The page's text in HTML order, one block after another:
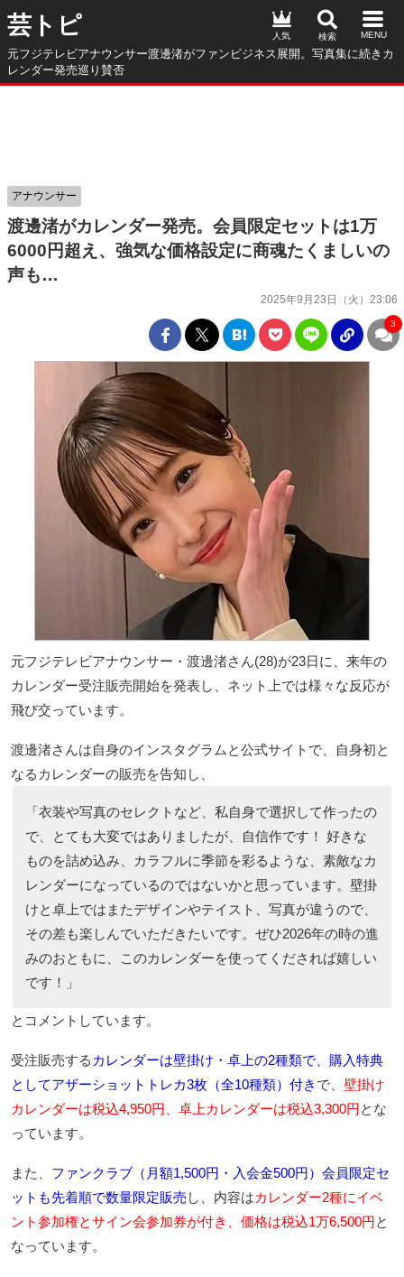
芸トピ
元フジテレビアナウンサー渡邊渚がファンビジネス展開。写真集に続きカ
レンダー発売巡り賛否
人気
渡邊渚がカレンダー発売。会員限定セットは1万
6000円超え、強気な価格設定に商魂たくましいの
声も…
2025年9月23日（火）23:06
アナウンサー
3
元フジテレビアナウンサー・渡邊渚さん(28)が23日に、来年の
カレンダー受注販売開始を発表し、ネット上では様々な反応が
飛び交っています。
渡邊渚さんは自身のインスタグラムと公式サイトで、自身初と
なるカレンダーの販売を告知し、
「衣装や写真のセレクトなど、私自身で選択して作ったの
で、とても大変ではありましたが、自信作です！ 好きな
ものを詰め込み、カラフルに季節を彩るような、素敵なカ
レンダーになっているのではないかと思っています。壁掛
けと卓上ではまたデザインやテイスト、写真が違うので、
その差も楽しんでいただきたいです。ぜひ2026年の時の進
みのおともに、このカレンダーを使ってくだされば嬉しい
です！」
とコメントしています。
受注販売する カレンダーは壁掛け・卓上の2種類で、購入特典
としてアザーショットトレカ3枚（全10種類）付き で、 壁掛け
カレンダーは税込4,950円、卓上カレンダーは税込3,300円とな
っています。
また、 ファンクラブ（月額1,500円・入会金500円）会員限定セ
ットも先着順で数量限定販売 し、内容はカレンダー2種にイベ
ント参加権とサイン会参加券が付き、価格は税込1万6,500円と
なっています。